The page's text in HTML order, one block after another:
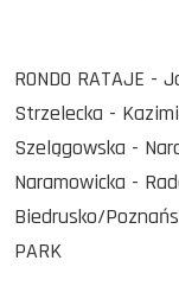
RONDO RATAJE
Strzelecka -
Szelągowska -
Naramowicka -
Biedrusko/
PARK